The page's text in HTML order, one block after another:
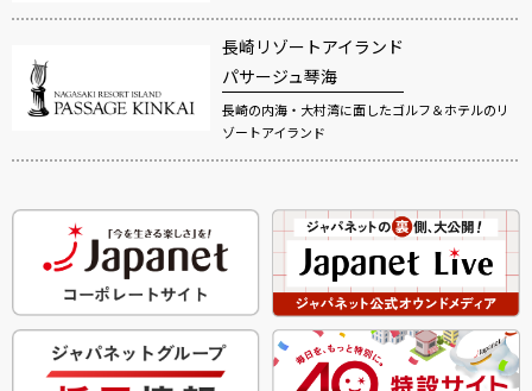
長崎リゾートアイランド
パサージュ琴海
長崎の内海・大村湾に面したゴルフ＆ホテルのリ
ゾートアイランド